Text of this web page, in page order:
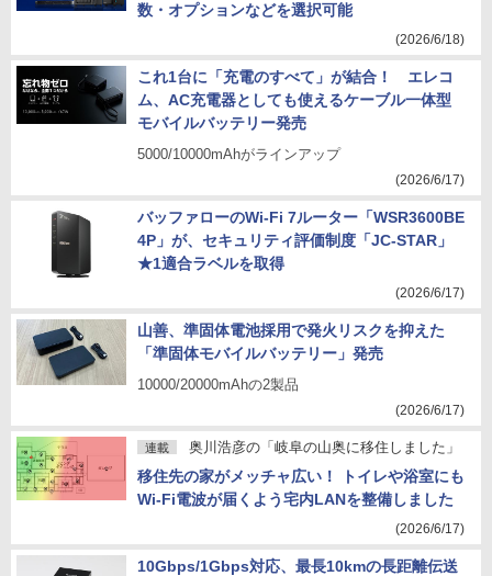
数・オプションなどを選択可能
(2026/6/18)
これ1台に「充電のすべて」が結合！ エレコ
ム、AC充電器としても使えるケーブル一体型
モバイルバッテリー発売
5000/10000mAhがラインアップ
(2026/6/17)
バッファローのWi-Fi 7ルーター「WSR3600BE
4P」が、セキュリティ評価制度「JC-STAR」
★1適合ラベルを取得
(2026/6/17)
山善、準固体電池採用で発火リスクを抑えた
「準固体モバイルバッテリー」発売
10000/20000mAhの2製品
(2026/6/17)
連載 奥川浩彦の「岐阜の山奥に移住しました」
移住先の家がメッチャ広い！ トイレや浴室にも
Wi-Fi電波が届くよう宅内LANを整備しました
(2026/6/17)
10Gbps/1Gbps対応、最長10kmの長距離伝送